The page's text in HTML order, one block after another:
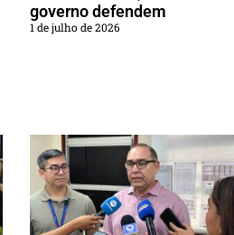
governo defendem
1 de julho de 2026